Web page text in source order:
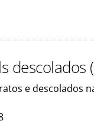
descolados
e descolados